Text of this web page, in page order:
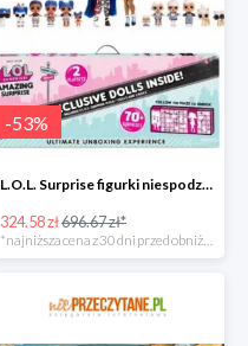
-53%
L.O.L. Surprise figurki niespodzianki Amazing Surprise w super cenie
324.58 zł696.67 zł*